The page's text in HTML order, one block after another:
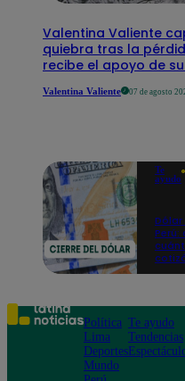
Valentina Valiente
quiebra tras la
recibe el apoyo de
Valentina Valiente 07 de agosto
Te
ayudo
Dólar
Perú:
2026
Política
Lima
Deportes
Mundo
Te ayudo
Tendencias